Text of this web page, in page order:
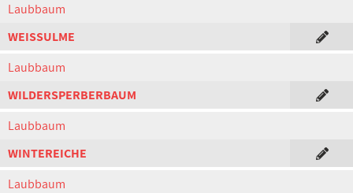
Laubbaum
WEISSULME
Laubbaum
WILDERSPERBERBAUM
Laubbaum
WINTEREICHE
Laubbaum